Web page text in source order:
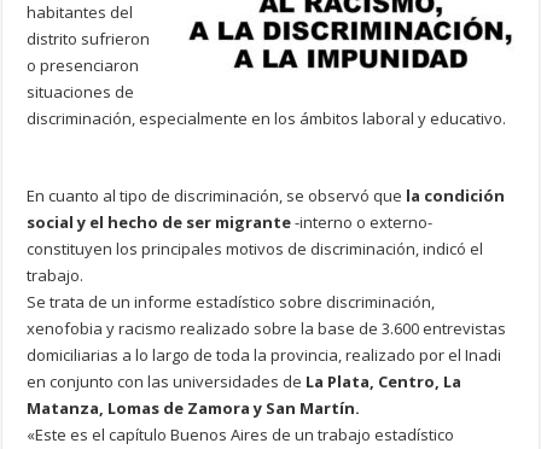
habitantes del
distrito sufrieron
o presenciaron
situaciones de
discriminación, especialmente en los ámbitos laboral y educativo.
En cuanto al tipo de discriminación, se observó que la condición
social y el hecho de ser migrante-interno o externo-
constituyen los principales motivos de discriminación, indicó el
trabajo.
Se trata de un informe estadístico sobre discriminación,
xenofobia y racismo realizado sobre la base de 3.600 entrevistas
domiciliarias a lo largo de toda la provincia, realizado por el Inadi
en conjunto con las universidades de La Plata, Centro, La
Matanza, Lomas de Zamora y San Martín.
«Este es el capítulo Buenos Aires de un trabajo estadístico